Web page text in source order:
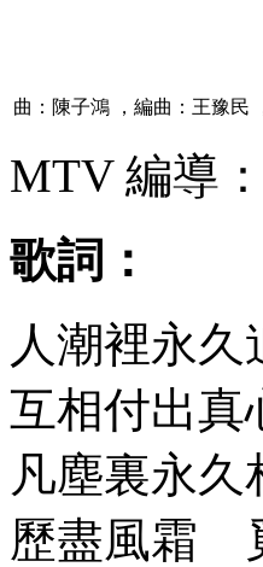
曲：陳子鴻 ，編曲：王豫民
MTV 編導
歌詞：
人潮裡永
互相付出
凡塵裏永
歷盡風霜